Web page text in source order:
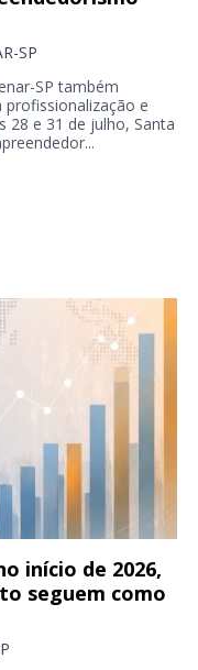
SP
SP também
e
28 e 31 de julho, Santa
início de 2026,
seguem como